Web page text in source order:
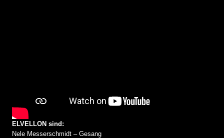
ELVELLON sind:
Nele Messerschmidt – Gesang